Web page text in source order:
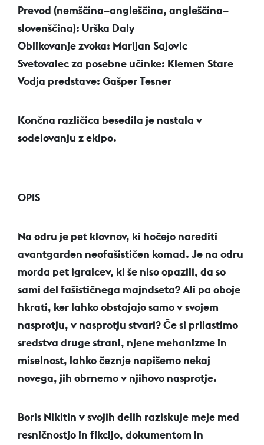
Prevod (nemščina–angleščina, angleščina–
slovenščina): Urška Daly
Oblikovanje zvoka: Marijan Sajovic
Svetovalec za posebne učinke: Klemen Stare
Vodja predstave: Gašper Tesner
Končna različica besedila je nastala v
sodelovanju z ekipo.
OPIS
Na odru je pet klovnov, ki hočejo narediti
avantgarden neofašističen komad. Je na odru
morda pet igralcev, ki še niso opazili, da so
sami del fašističnega majndseta? Ali pa oboje
hkrati, ker lahko obstajajo samo v svojem
nasprotju, v nasprotju stvari? Če si prilastimo
sredstva druge strani, njene mehanizme in
miselnost, lahko čeznje napišemo nekaj
novega, jih obrnemo v njihovo nasprotje.
Boris Nikitin v svojih delih raziskuje meje med
resničnostjo in fikcijo, dokumentom in